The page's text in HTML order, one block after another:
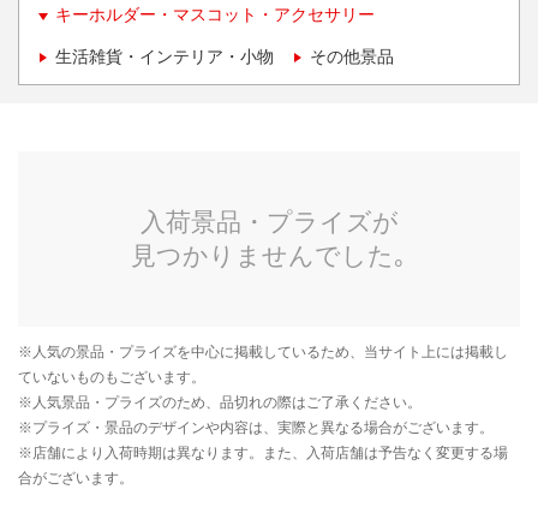
キーホルダー・マスコット・アクセサリー
生活雑貨・インテリア・小物 その他景品